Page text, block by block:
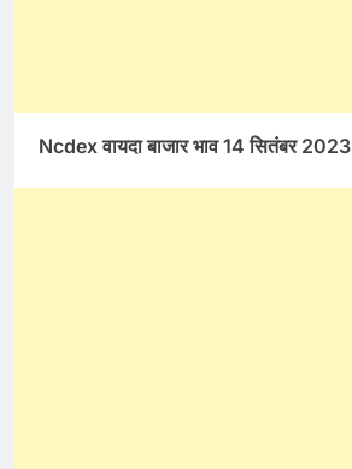
Ncdex वायदा बाजार भाव 14 सितंबर 2023